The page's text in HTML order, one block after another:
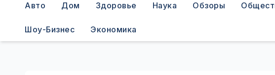
Авто Дом Здоровье Наука Обзоры
Шоу-Бизнес Экономика